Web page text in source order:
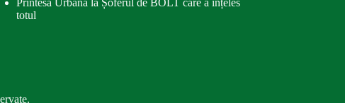
Printesa Urbana la Șoferul de BOLT care a înțeles
totul